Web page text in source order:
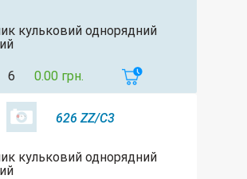
кульковий однорядний
6 0.00 грн.
626 ZZ/C3
кульковий однорядний